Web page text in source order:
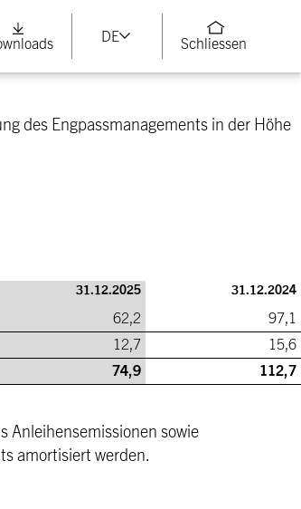
DE Schliessen
des Engpassmanagements in der Höhe
31.12.2025 31.12.2024
62,2
97,1
12,7
15,6
74,9
112,7
Anleihensemissionen sowie
amortisiert werden.